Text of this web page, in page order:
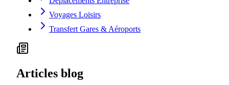
Voyages Loisirs
Transfert Gares & Aéroports
Articles blog